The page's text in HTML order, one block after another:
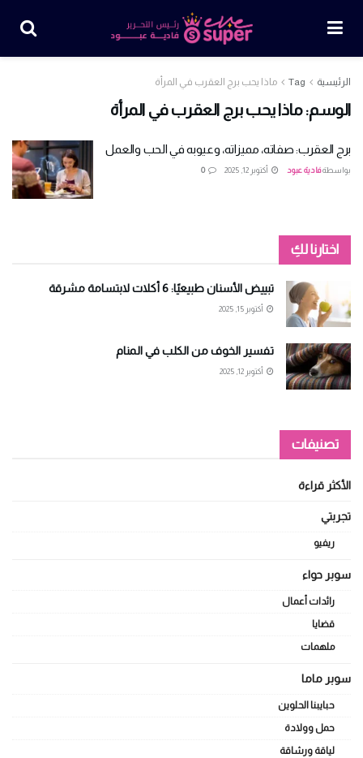
الرئيسية Tag ماذا يحب برج العقرب في المرأة
الوسم:ماذا يحب برج العقرب في المرأة
برج العقرب: صفاته، مميزاته، وعيوبه في الحب والعمل
بواسطةفادية عبود أكتوبر 12, 2025 0
اختارنا لكِ
تبييض الأسنان طبيعيًا: 6 أكلات لابتسامة مشرقة
أكتوبر 15, 2025
تفسير الخوف من الكلب في المنام
أكتوبر 12, 2025
تصنيفات
الأكثر قراءة
تجربتي
ريفيو
سوبر حواء
رائدات أعمال
قضايا
ملهمات
سوبر ماما
حبايبنا الحلوين
حمل وولادة
لياقة ورشاقة